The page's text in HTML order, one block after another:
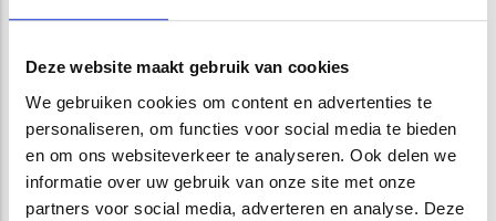
Deze website maakt gebruik van cookies
We gebruiken cookies om content en advertenties te
personaliseren, om functies voor social media te bieden
en om ons websiteverkeer te analyseren. Ook delen we
informatie over uw gebruik van onze site met onze
partners voor social media, adverteren en analyse. Deze
landgoed zijn vleermuiskasten aangebracht, die kunnen
De bomen zullen worden geveld in een periode die het minst
schadelijk is voor de soorten die er in verblijven; in ieder geval
buiten de kraamperiode en buiten de overwinteringstijd. Bij
het vellen wordt een methode gehanteerd waarmee schade